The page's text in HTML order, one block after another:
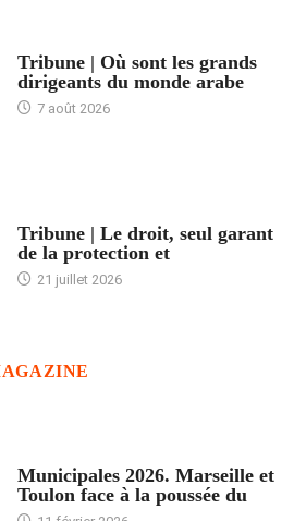
Tribune | Où sont les grands
dirigeants du monde arabe
7 août 2026
Tribune | Le droit, seul garant
de la protection et
21 juillet 2026
Municipales 2026. Marseille et
Toulon face à la poussée du